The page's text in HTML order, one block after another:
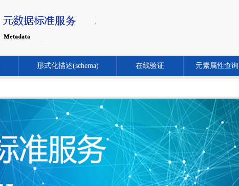
形式化描述(schema) 在线验证 元素属性查询